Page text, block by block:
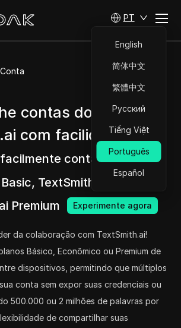
PT
English
简体中文
繁體中文
Русский
Tiếng Việt
Português
Español
contas do
com facilidade
contas
TextSmith.ai Economy
Premium
Experimente agora
da colaboração com TextSmith.ai!
Básico, Econômico ou Premium de
dispositivos, permitindo que múltiplos
conta sem expor suas credenciais ou
500.000 ou 2 milhões de palavras por
de compartilhar suas